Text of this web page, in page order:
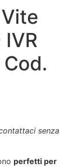
senza
perfetti per